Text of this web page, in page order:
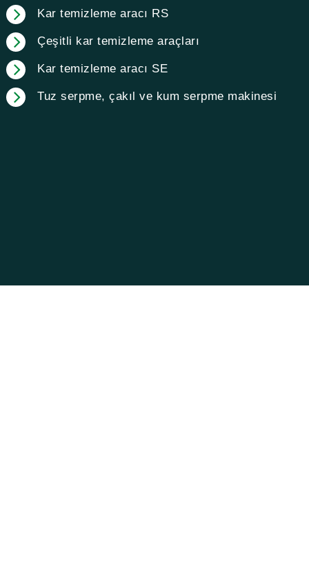
Kar temizleme aracı RS
Çeşitli kar temizleme araçları
Kar temizleme aracı SE
Tuz serpme, çakıl ve kum serpme makinesi